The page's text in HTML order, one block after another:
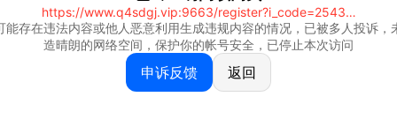
https://www.q4sdgj.vip:9663/register?i_code=25430844
能存在违法内容或他人恶意利用生成违规内容的情况，已被多人投诉，
造晴朗的网络空间，保护你的帐号安全，已停止本次访问
申诉反馈 返回